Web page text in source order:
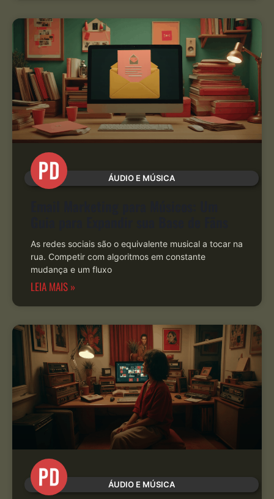
ÁUDIO E MÚSICA
As redes sociais são o equivalente musical a tocar na
rua. Competir com algoritmos em constante
mudança e um fluxo
LEIA MAIS »
ÁUDIO E MÚSICA